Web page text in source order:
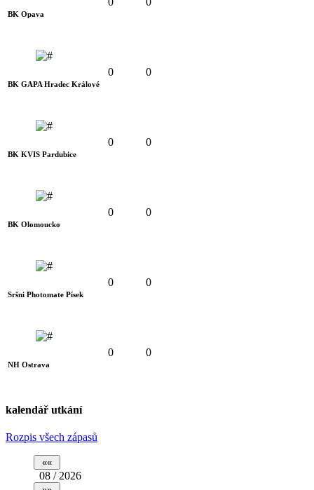
BK Opava
BK GAPA Hradec Králové
0 0
BK KVIS Pardubice
0 0
BK Olomoucko
0 0
Sršni Photomate Písek
0 0
NH Ostrava
0 0
kalendář utkání
Rozpis všech zápasů
08 / 2026